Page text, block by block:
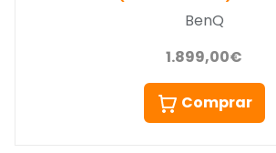
BenQ
1.899,00€
Comprar